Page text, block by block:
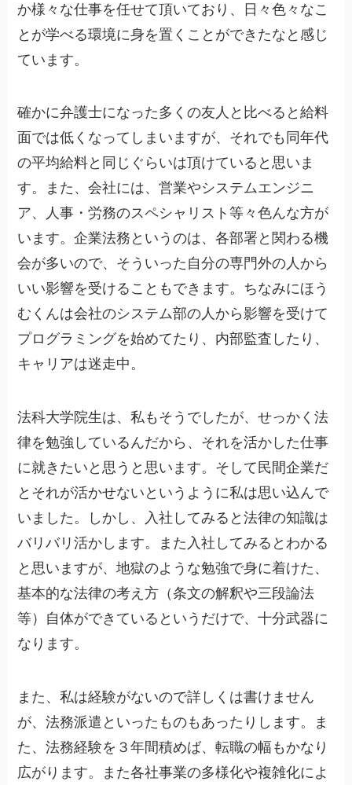
か様々な仕事を任せて頂いており、日々色々なこ
とが学べる環境に身を置くことができたなと感じ
ています。
確かに弁護士になった多くの友人と比べると給料
面では低くなってしまいますが、それでも同年代
の平均給料と同じぐらいは頂けていると思いま
す。また、会社には、営業やシステムエンジニ
ア、人事・労務のスペシャリスト等々色んな方が
います。企業法務というのは、各部署と関わる機
会が多いので、そういった自分の専門外の人から
いい影響を受けることもできます。ちなみにほう
むくんは会社のシステム部の人から影響を受けて
プログラミングを始めてたり、内部監査したり、
キャリアは迷走中。
法科大学院生は、私もそうでしたが、せっかく法
律を勉強しているんだから、それを活かした仕事
に就きたいと思うと思います。そして民間企業だ
とそれが活かせないというように私は思い込んで
いました。しかし、入社してみると法律の知識は
バリバリ活かします。また入社してみるとわかる
と思いますが、地獄のような勉強で身に着けた、
基本的な法律の考え方（条文の解釈や三段論法
等）自体ができているというだけで、十分武器に
なります。
また、私は経験がないので詳しくは書けません
が、法務派遣といったものもあったりします。ま
た、法務経験を３年間積めば、転職の幅もかなり
広がります。また各社事業の多様化や複雑化によ